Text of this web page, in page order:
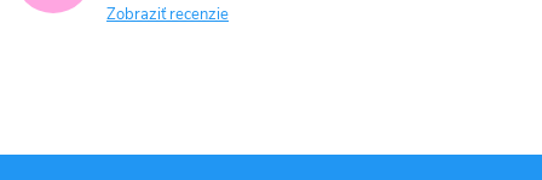
Zobraziť recenzie